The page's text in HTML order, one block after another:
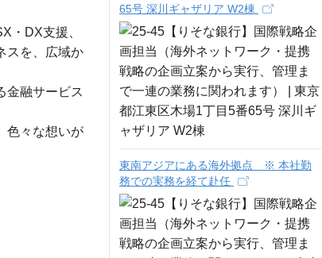
・DX支援、
スを、広域か
金融サービス
色々な想いが
65号 深川ギャザリア W2棟
東南アジアにある海外拠点 ※ 本社勤
務での実務を経て赴任